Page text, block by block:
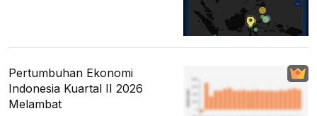
Pertumbuhan Ekonomi
Indonesia Kuartal II 2026
Melambat